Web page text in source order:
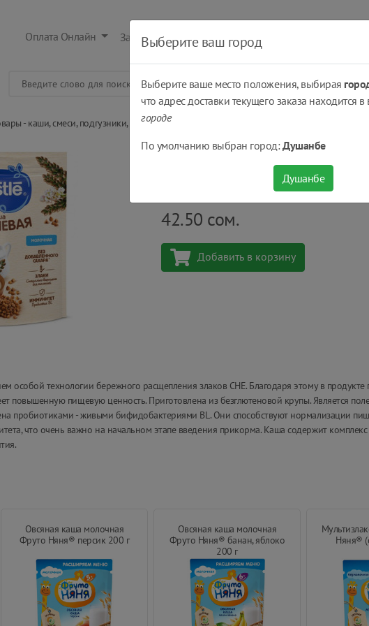
Оплата Онлайн Заказать Оплатить Получить
- каши, смеси, подгузники, уход за телом... Детская Гречневая
Детская Гречневая Каша
шт
42.50 сом.
Добавить в корзину
особой технологии бережного расщепления злаков CHE. Благодаря этому в продукте
повышенную пищевую ценность. Приготовлена из безглютеновой крупы. Является
пробиотиками - живыми бифидобактериями BL. Они способствуют нормализации
что очень важно на начальном этапе введения прикорма. Каша содержит
Овсяная каша молочная
Фруто Няня® персик 200 г
Овсяная каша молочная
Фруто Няня® банан, яблоко
200 г
Няня®
Выберите ваш город
Выберите ваше место положения, выбирая
что адрес доставки текущего заказа находится
городе
По умолчанию выбран город:Душанбе
Душанбе